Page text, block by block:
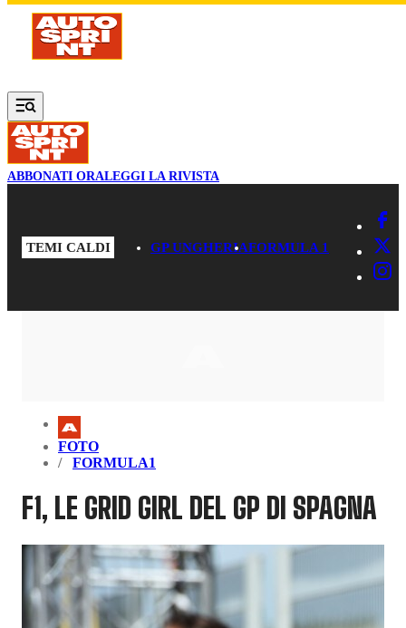
Vai al contenuto principale
ABBONATI ORALEGGI LA RIVISTA
TEMI CALDI GP UNGHERIAFORMULA 1
FOTO
FORMULA1
F1, LE GRID GIRL DEL GP DI SPAGNA